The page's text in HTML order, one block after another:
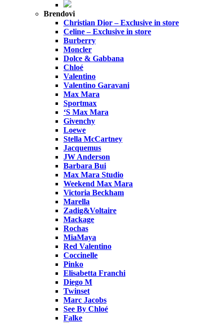
Brendovi
Christian Dior – Exclusive in store
Celine – Exclusive in store
Burberry
Moncler
Dolce & Gabbana
Chloé
Valentino
Valentino Garavani
Max Mara
Sportmax
‘S Max Mara
Givenchy
Loewe
Stella McCartney
Jacquemus
JW Anderson
Barbara Bui
Max Mara Studio
Weekend Max Mara
Victoria Beckham
Marella
Zadig&Voltaire
Mackage
Rochas
MiaMaya
Red Valentino
Coccinelle
Pinko
Elisabetta Franchi
Diego M
Twinset
Marc Jacobs
See By Chloé
Falke